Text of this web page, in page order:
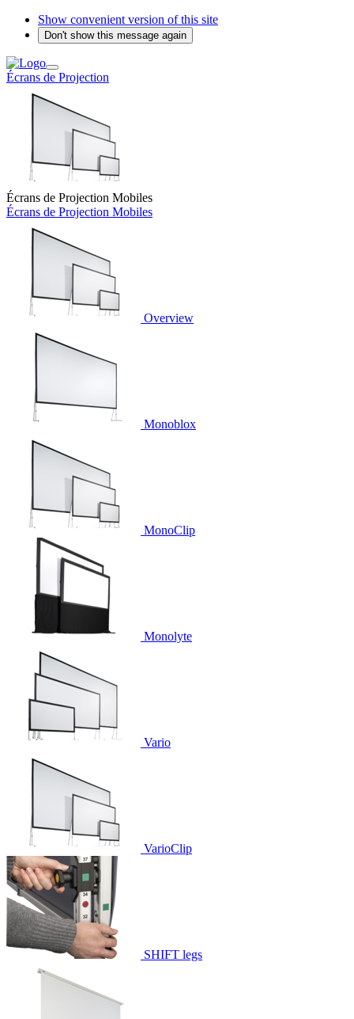
Show convenient version of this site
Don't show this message again
Écrans de Projection
Écrans de Projection Mobiles
Écrans de Projection Mobiles
Overview
Monoblox
MonoClip
Monolyte
Vario
VarioClip
SHIFT legs